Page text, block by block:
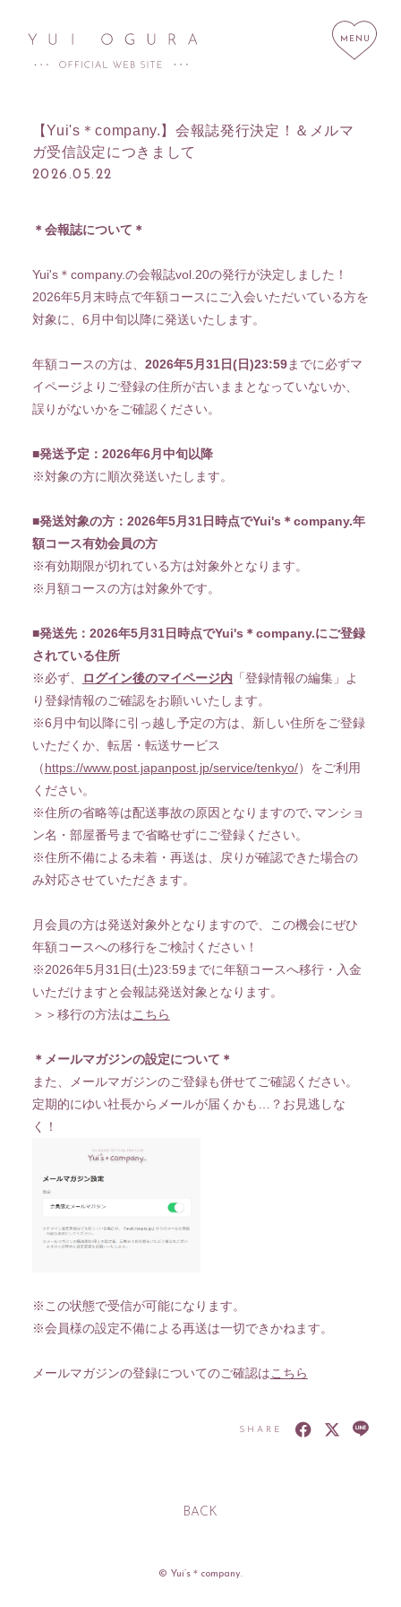
SCHEDULE
STORE CONTACT
RADIO
社長」
YUI'S BLOG
SHANAIHOU
MAIL&BIRTHDAY
MAIL
【Yui's＊company.】会報誌発行決定！＆メルマ
ガ受信設定につきまして
2026.05.22
＊会報誌について＊
Yui's＊company.の会報誌vol.20の発行が決定しました！
2026年5月末時点で年額コースにご入会いただいている方を
対象に、6月中旬以降に発送いたします。
年額コースの方は、 2026年5月31日(日)23:59までに必ずマ
イページよりご登録の住所が古いままとなっていないか、
誤りがないかをご確認ください。
■発送予定：2026年6月中旬以降
※対象の方に順次発送いたします。
■発送対象の方：2026年5月31日時点でYui's＊company.年
額コース有効会員の方
※有効期限が切れている方は対象外となります。
※月額コースの方は対象外です。
■発送先：2026年5月31日時点でYui's＊company.にご登録
されている住所
※必ず、
ログイン後のマイページ内「登録情報の編集」よ
り登録情報のご確認をお願いいたします。
※6月中旬以降に引っ越し予定の方は、新しい住所をご登録
いただくか、転居・転送サービス
（https://www.post.japanpost.jp/service/tenkyo/）をご利用
ください。
※住所の省略等は配送事故の原因となりますので､マンショ
ン名・部屋番号まで省略せずにご登録ください。
※住所不備による未着・再送は、戻りが確認できた場合の
み対応させていただきます。
月会員の方は発送対象外となりますので、この機会にぜひ
年額コースへの移行をご検討ください！
※2026年5月31日(土)23:59までに年額コースへ移行・入金
いただけますと会報誌発送対象となります。
＞＞移行の方法はこちら
＊メールマガジンの設定について＊
また、メールマガジンのご登録も併せてご確認ください。
定期的にゆい社長からメールが届くかも…？お見逃しな
く！
※この状態で受信が可能になります。
※会員様の設定不備による再送は一切できかねます。
メールマガジンの登録についてのご確認はこちら
SHARE
BACK
© Yui’s＊company.